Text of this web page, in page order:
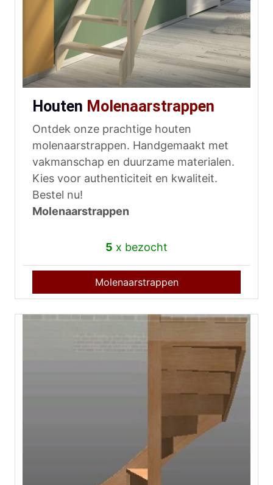
Houten Molenaarstrappen
Ontdek onze prachtige houten
molenaarstrappen. Handgemaakt met
vakmanschap en duurzame materialen.
Kies voor authenticiteit en kwaliteit.
Bestel nu!
Molenaarstrappen
5 x bezocht
Molenaarstrappen